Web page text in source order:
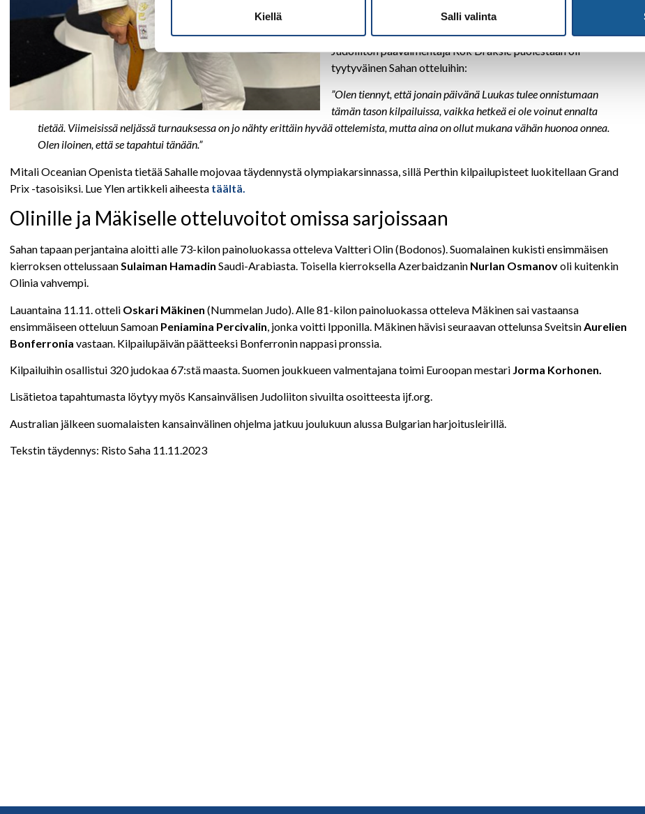
Kiellä Salli valinta
Saha totesi hotelliin päästyään.
Judoliiton päävalmentaja Rok Draksic puolestaan oli
tyytyväinen Sahan otteluihin:
”Olen tiennyt, että jonain päivänä Luukas tulee onnistumaan
tämän tason kilpailuissa, vaikka hetkeä ei ole voinut ennalta
tietää. Viimeisissä neljässä turnauksessa on jo nähty erittäin hyvää ottelemista, mutta aina on ollut mukana vähän huonoa onnea.
Olen iloinen, että se tapahtui tänään.”
Mitali Oceanian Openista tietää Sahalle mojovaa täydennystä olympiakarsinnassa, sillä Perthin kilpailupisteet luokitellaan Grand
Prix -tasoisiksi. Lue Ylen artikkeli aiheesta täältä.
Olinille ja Mäkiselle otteluvoitot omissa sarjoissaan
Sahan tapaan perjantaina aloitti alle 73-kilon painoluokassa otteleva Valtteri Olin (Bodonos). Suomalainen kukisti ensimmäisen
kierroksen ottelussaanSulaiman Hamadin Saudi-Arabiasta. Toisella kierroksella Azerbaidzanin Nurlan Osmanovoli kuitenkin
Olinia vahvempi.
Lauantaina 11.11. otteli Oskari Mäkinen (Nummelan Judo). Alle 81-kilon painoluokassa otteleva Mäkinen sai vastaansa
ensimmäiseen otteluun Samoan Peniamina Percivalin , jonka voitti Ipponilla. Mäkinen hävisi seuraavan ottelunsa Sveitsin Aurelien
Bonferronia vastaan. Kilpailupäivän päätteeksi Bonferronin nappasi pronssia.
Kilpailuihin osallistui 320 judokaa 67:stä maasta. Suomen joukkueen valmentajana toimi Euroopan mestari Jorma Korhonen.
Lisätietoa tapahtumasta löytyy myös Kansainvälisen Judoliiton sivuilta osoitteesta ijf.org.
Australian jälkeen suomalaisten kansainvälinen ohjelma jatkuu joulukuun alussa Bulgarian harjoitusleirillä.
Tekstin täydennys: Risto Saha 11.11.2023